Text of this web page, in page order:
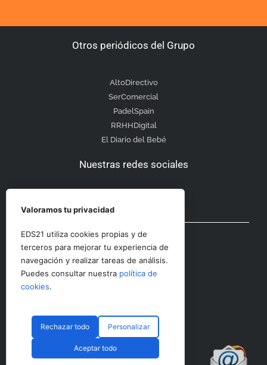
Otros periódicos del Grupo
AltoDirectivo
SerComercial
PadelSpain
RRHHDigital
El Diario del Bebé
Nuestras redes sociales
Otras secciones
Contacto
© CopyRight 2023 RRHHDigital
Valoramos tu privacidad
EDS21 utiliza cookies propias y de
terceros para mejorar tu experiencia de
navegación y realizar tareas de análisis.
Puedes consultar nuestra política de
cookies.
Rechazar todo Personalizar
Aceptar todo